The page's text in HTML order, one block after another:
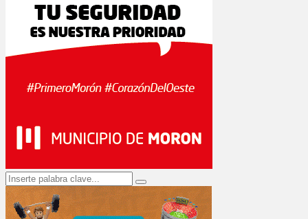
Search
for:
Search